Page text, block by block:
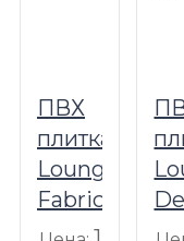
ПВХ
плитка
Lounge
Fabric